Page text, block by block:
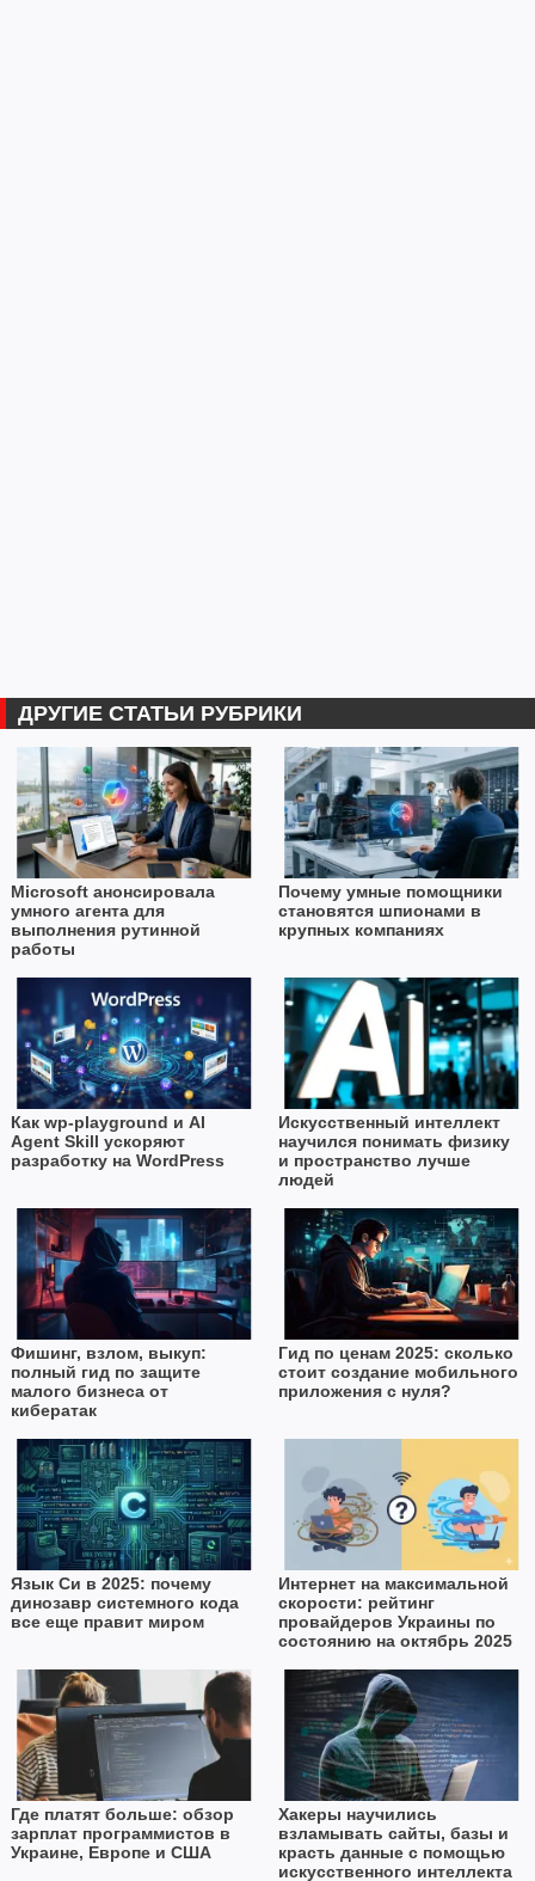
ДРУГИЕ СТАТЬИ РУБРИКИ
Microsoft анонсировала
умного агента для
выполнения рутинной
работы
Почему умные помощники
становятся шпионами в
крупных компаниях
Как wp-playground и AI
Agent Skill ускоряют
разработку на WordPress
Искусственный интеллект
научился понимать физику
и пространство лучше
людей
Фишинг, взлом, выкуп:
полный гид по защите
малого бизнеса от
кибератак
Гид по ценам 2025: сколько
стоит создание мобильного
приложения с нуля?
Язык Си в 2025: почему
динозавр системного кода
все еще правит миром
Интернет на максимальной
скорости: рейтинг
провайдеров Украины по
состоянию на октябрь 2025
Где платят больше: обзор
зарплат программистов в
Украине, Европе и США
Хакеры научились
взламывать сайты, базы и
красть данные с помощью
искусственного интеллекта